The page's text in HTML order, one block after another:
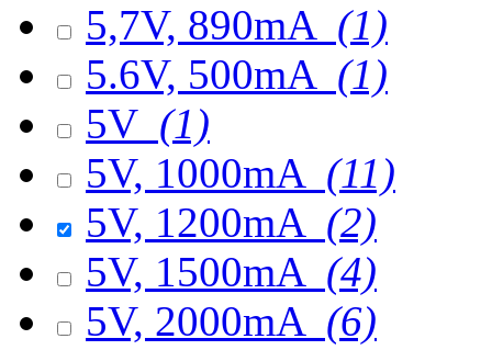
5,7V, 890mA (1)
5.6V, 500mA (1)
5V (1)
5V, 1000mA (11)
5V, 1200mA (2)
5V, 1500mA (4)
5V, 2000mA (6)